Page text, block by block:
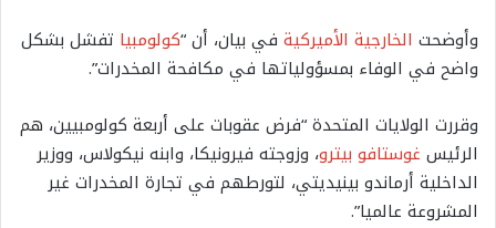
وأوضحت الخارجية الأميركية في بيان، أن “كولومبيا تفشل بشكل
واضح في الوفاء بمسؤولياتها في مكافحة المخدرات”.
وقررت الولايات المتحدة “فرض عقوبات على أربعة كولومبيين، هم
الرئيس غوستافو بيترو، وزوجته فيرونيكا، وابنه نيكولاس، ووزير
الداخلية أرماندو بينيديتي، لتورطهم في تجارة المخدرات غير
المشروعة عالميا”.